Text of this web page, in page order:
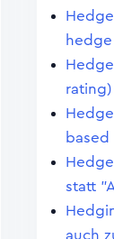
rating)
based
statt
auch